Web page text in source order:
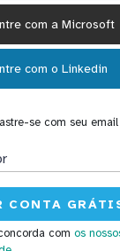
com a Microsoft
com o Linkedin
se com seu email
com os